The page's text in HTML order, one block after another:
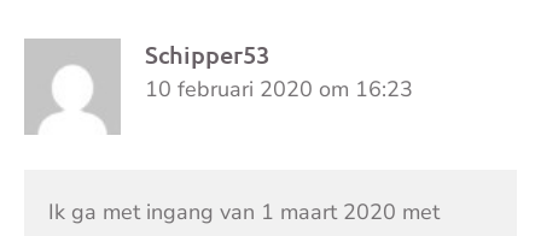
Schipper53
10 februari 2020 om 16:23
Ik ga met ingang van 1 maart 2020 met